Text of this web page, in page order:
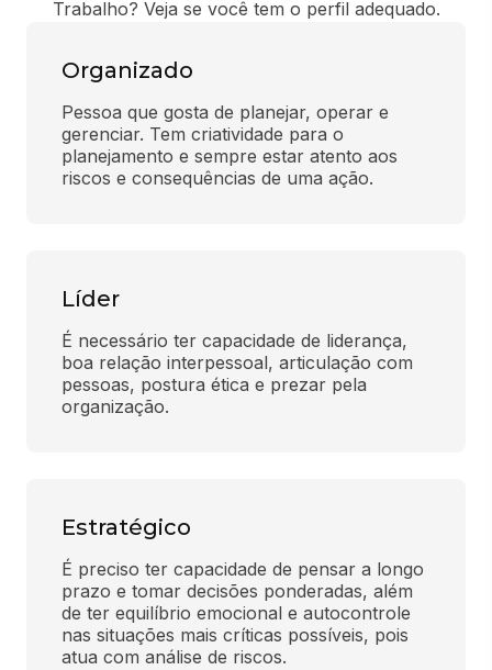
Trabalho? Veja se você tem o perfil adequado.
Organizado
Pessoa que gosta de planejar, operar e
gerenciar. Tem criatividade para o
planejamento e sempre estar atento aos
riscos e consequências de uma ação.
Líder
É necessário ter capacidade de liderança,
boa relação interpessoal, articulação com
pessoas, postura ética e prezar pela
organização.
Estratégico
É preciso ter capacidade de pensar a longo
prazo e tomar decisões ponderadas, além
de ter equilíbrio emocional e autocontrole
nas situações mais críticas possíveis, pois
atua com análise de riscos.